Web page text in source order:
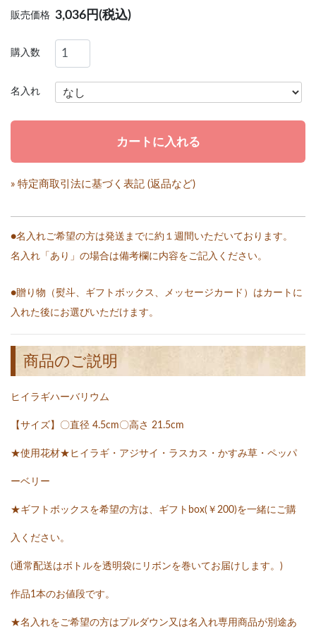
販売価格 3,036円(税込)
購入数
名入れ
» 特定商取引法に基づく表記 (返品など)
●名入れご希望の方は発送までに約１週間いただいております。
名入れ「あり」の場合は備考欄に内容をご記入ください。
●贈り物（熨斗、ギフトボックス、メッセージカード）はカートに
入れた後にお選びいただけます。
商品のご説明
ヒイラギハーバリウム
【サイズ】〇直径 4.5cm〇高さ 21.5cm
★使用花材★ヒイラギ・アジサイ・ラスカス・かすみ草・ペッパ
ーベリー
★ギフトボックスを希望の方は、ギフトbox(￥200)を一緒にご購
入ください。
(通常配送はボトルを透明袋にリボンを巻いてお届けします。)
作品1本のお値段です。
★名入れをご希望の方はプルダウン又は名入れ専用商品が別途あ